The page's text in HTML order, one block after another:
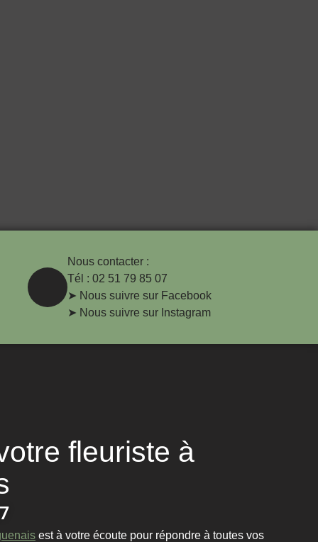
Nous contacter :
Tél : 02 51 79 85 07
➤ Nous suivre sur Facebook
➤ Nous suivre sur Instagram
fleuriste à
est à votre écoute pour répondre à toutes vos